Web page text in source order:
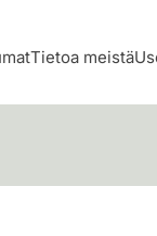
Tietoa meistä